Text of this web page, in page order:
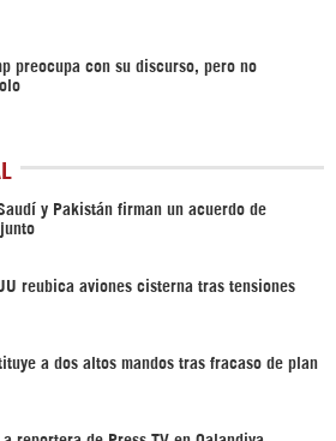
preocupa con su discurso, pero no
y Pakistán firman un acuerdo de
reubica aviones cisterna tras tensiones
a dos altos mandos tras fracaso de plan
a reportera de Press TV en Qalandiya,